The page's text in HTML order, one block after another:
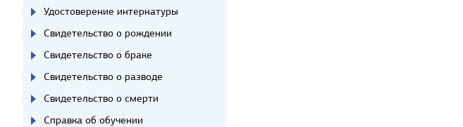
Удостоверение интернатуры
Свидетельство о рождении
Свидетельство о браке
Свидетельство о разводе
Свидетельство о смерти
Справка об обучении